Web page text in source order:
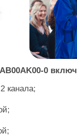
0
канала;